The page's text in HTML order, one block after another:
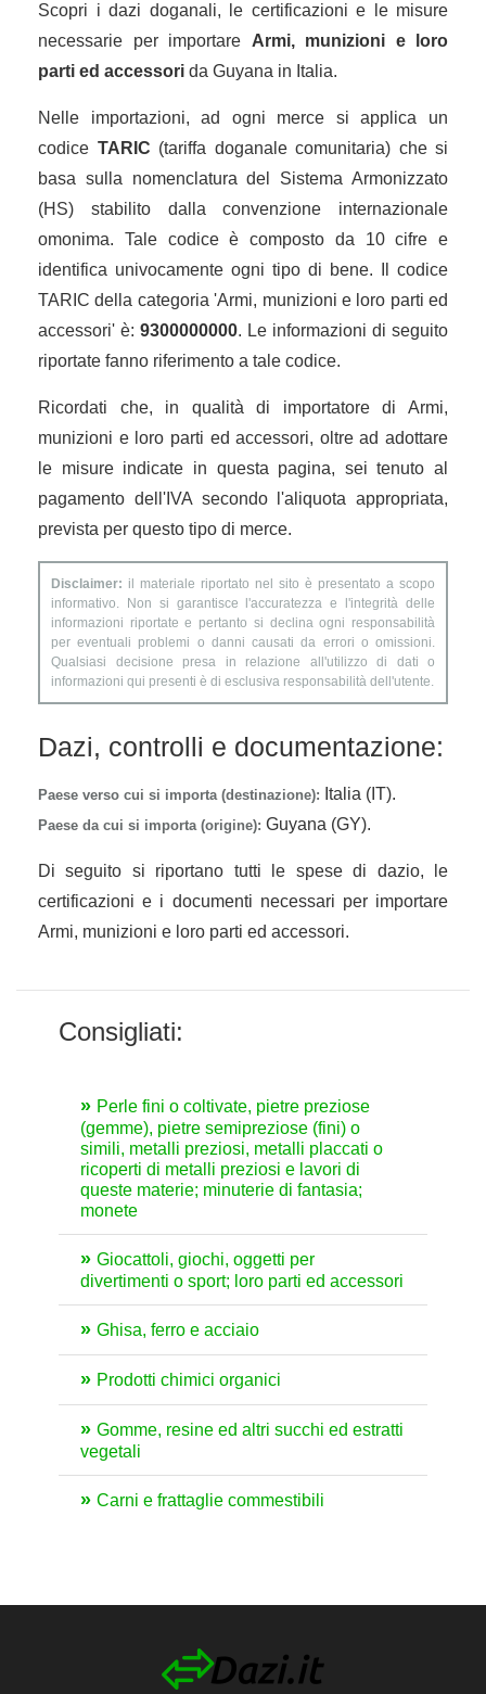
Scopri i dazi doganali, le certificazioni e le misure
necessarie per importare Armi, munizioni e loro
parti ed accessori da Guyana in Italia.
Nelle importazioni, ad ogni merce si applica un
codice TARIC (tariffa doganale comunitaria) che si
basa sulla nomenclatura del Sistema Armonizzato
(HS) stabilito dalla convenzione internazionale
omonima. Tale codice è composto da 10 cifre e
identifica univocamente ogni tipo di bene. Il codice
TARIC della categoria 'Armi, munizioni e loro parti ed
accessori' è: 9300000000. Le informazioni di seguito
riportate fanno riferimento a tale codice.
Ricordati che, in qualità di importatore di Armi,
munizioni e loro parti ed accessori, oltre ad adottare
le misure indicate in questa pagina, sei tenuto al
pagamento dell'IVA secondo l'aliquota appropriata,
prevista per questo tipo di merce.
Disclaimer: il materiale riportato nel sito è presentato a scopo
informativo. Non si garantisce l'accuratezza e l'integrità delle
informazioni riportate e pertanto si declina ogni responsabilità
per eventuali problemi o danni causati da errori o omissioni.
Qualsiasi decisione presa in relazione all'utilizzo di dati o
informazioni qui presenti è di esclusiva responsabilità dell'utente.
Dazi, controlli e documentazione:
Paese verso cui si importa (destinazione): Italia (IT).
Paese da cui si importa (origine): Guyana (GY).
Di seguito si riportano tutti le spese di dazio, le
certificazioni e i documenti necessari per importare
Armi, munizioni e loro parti ed accessori.
Consigliati:
Perle fini o coltivate, pietre preziose
(gemme), pietre semipreziose (fini) o
simili, metalli preziosi, metalli placcati o
ricoperti di metalli preziosi e lavori di
queste materie; minuterie di fantasia;
monete
Giocattoli, giochi, oggetti per
divertimenti o sport; loro parti ed accessori
Ghisa, ferro e acciaio
Prodotti chimici organici
Gomme, resine ed altri succhi ed estratti
vegetali
Carni e frattaglie commestibili